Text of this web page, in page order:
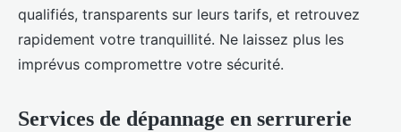
qualifiés, transparents sur leurs tarifs, et retrouvez
rapidement votre tranquillité. Ne laissez plus les
imprévus compromettre votre sécurité.
Services de dépannage en serrurerie